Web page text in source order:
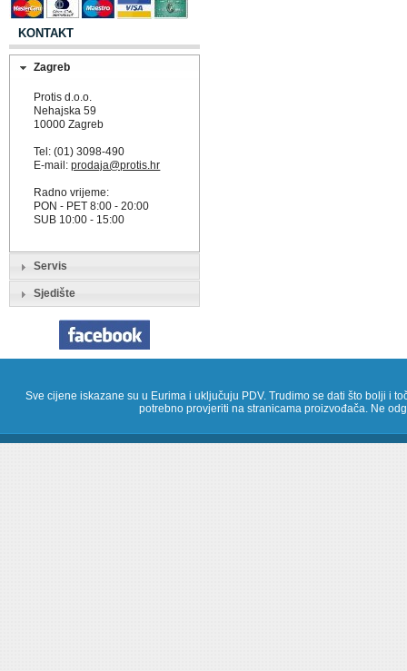
KONTAKT
Zagreb
Protis d.o.o.
Nehajska 59
10000 Zagreb
Tel: (01) 3098-490
E-mail:prodaja@protis.hr
Radno vrijeme:
PON - PET 8:00 - 20:00
SUB 10:00 - 15:00
Servis
Sjedište
Sve cijene iskazane su u Eurima i uključuju PDV. Trudimo se dati što bolji i
potrebno provjeriti na stranicama proizvođača. Ne